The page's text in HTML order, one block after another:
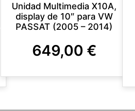
Unidad Multimedia X10A,
display de 10″ para VW
PASSAT (2005 – 2014)
649,00 €